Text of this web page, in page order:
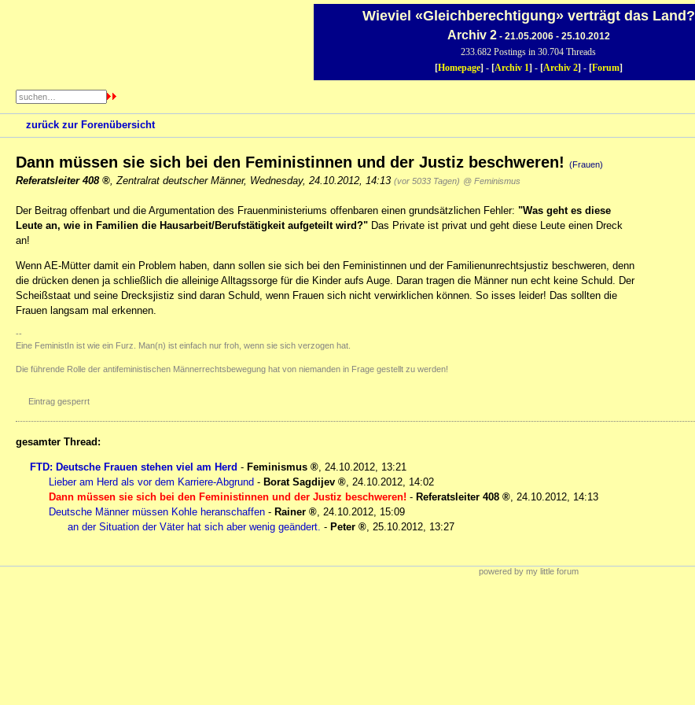
Wieviel «Gleichberechtigung» verträgt das Land?
Archiv 2- 21.05.2006 - 25.10.2012
233.682 Postings in 30.704 Threads
[Homepage] - [Archiv 1] - [Archiv 2] - [Forum]
zurück zur Forenübersicht
Dann müssen sie sich bei den Feministinnen und der Justiz beschweren! (Frauen)
Referatsleiter 408 Zentralrat deutscher Männer, Wednesday, 24.10.2012, 14:13 (vor 5033 Tagen) @ Feminismus
Der Beitrag offenbart und die Argumentation des Frauenministeriums offenbaren einen grundsätzlichen Fehler: "Was geht es diese
Leute an, wie in Familien die Hausarbeit/Berufstätigkeit aufgeteilt wird?" Das Private ist privat und geht diese Leute einen Dreck
an!
Wenn AE-Mütter damit ein Problem haben, dann sollen sie sich bei den Feministinnen und der Familienunrechtsjustiz beschweren, denn
die drücken denen ja schließlich die alleinige Alltagssorge für die Kinder aufs Auge. Daran tragen die Männer nun echt keine Schuld. Der
Scheißstaat und seine Drecksjistiz sind daran Schuld, wenn Frauen sich nicht verwirklichen können. So isses leider! Das sollten die
Frauen langsam mal erkennen.
--
Eine FeministIn ist wie ein Furz. Man(n) ist einfach nur froh, wenn sie sich verzogen hat.
Die führende Rolle der antifeministischen Männerrechtsbewegung hat von niemanden in Frage gestellt zu werden!
Eintrag gesperrt
gesamter Thread:
FTD: Deutsche Frauen stehen viel am Herd - Feminismus , 24.10.2012, 13:21
Lieber am Herd als vor dem Karriere-Abgrund - Borat Sagdijev , 24.10.2012, 14:02
Dann müssen sie sich bei den Feministinnen und der Justiz beschweren! - Referatsleiter 408 , 24.10.2012, 14:13
Deutsche Männer müssen Kohle heranschaffen - Rainer , 24.10.2012, 15:09
an der Situation der Väter hat sich aber wenig geändert. - Peter , 25.10.2012, 13:27
powered by my little forum